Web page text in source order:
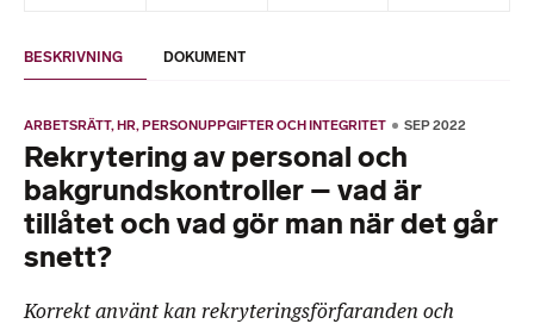
BESKRIVNING DOKUMENT
ARBETSRÄTT HR PERSONUPPGIFTER OCH INTEGRITET SEP 2022
Rekrytering av personal och
bakgrundskontroller – vad är
tillåtet och vad gör man när det går
snett?
Korrekt använt kan rekryteringsförfaranden och